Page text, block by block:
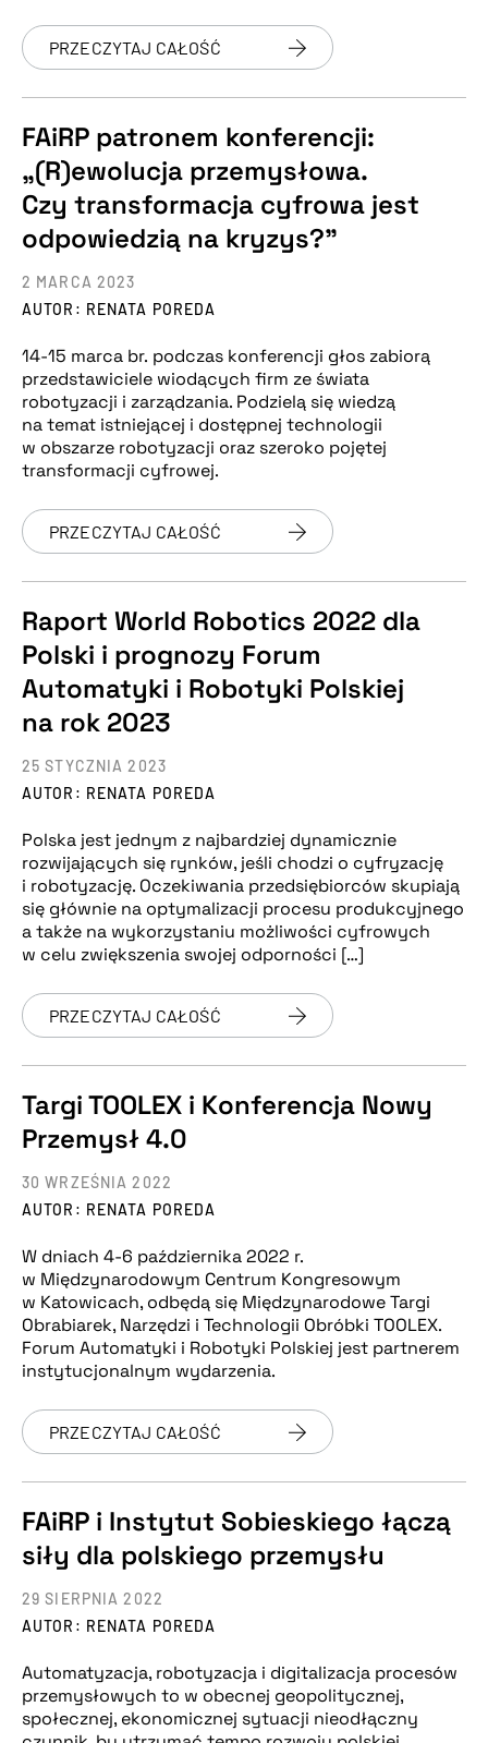
PRZECZYTAJ CAŁOŚĆ
FAiRP patronem konferencji:
„(R)ewolucja przemysłowa.
Czy transformacja cyfrowa jest
odpowiedzią na kryzys?”
AUTOR: RENATA POREDA
2 MARCA 2023
14-15 marca br. podczas konferencji głos zabiorą
przedstawiciele wiodących firm ze świata
robotyzacji i zarządzania. Podzielą się wiedzą
na temat istniejącej i dostępnej technologii
w obszarze robotyzacji oraz szeroko pojętej
transformacji cyfrowej.
PRZECZYTAJ CAŁOŚĆ
Raport World Robotics 2022 dla
Polski i prognozy Forum
Automatyki i Robotyki Polskiej
na rok 2023
AUTOR: RENATA POREDA
25 STYCZNIA 2023
Polska jest jednym z najbardziej dynamicznie
rozwijających się rynków, jeśli chodzi o cyfryzację
i robotyzację. Oczekiwania przedsiębiorców skupiają
się głównie na optymalizacji procesu produkcyjnego
a także na wykorzystaniu możliwości cyfrowych
w celu zwiększenia swojej odporności […]
PRZECZYTAJ CAŁOŚĆ
Targi TOOLEX i Konferencja Nowy
Przemysł 4.0
AUTOR: RENATA POREDA
30 WRZEŚNIA 2022
W dniach 4-6 października 2022 r.
w Międzynarodowym Centrum Kongresowym
w Katowicach, odbędą się Międzynarodowe Targi
Obrabiarek, Narzędzi i Technologii Obróbki TOOLEX.
Forum Automatyki i Robotyki Polskiej jest partnerem
instytucjonalnym wydarzenia.
PRZECZYTAJ CAŁOŚĆ
FAiRP i Instytut Sobieskiego łączą
siły dla polskiego przemysłu
AUTOR: RENATA POREDA
29 SIERPNIA 2022
Automatyzacja, robotyzacja i digitalizacja procesów
przemysłowych to w obecnej geopolitycznej,
społecznej, ekonomicznej sytuacji nieodłączny